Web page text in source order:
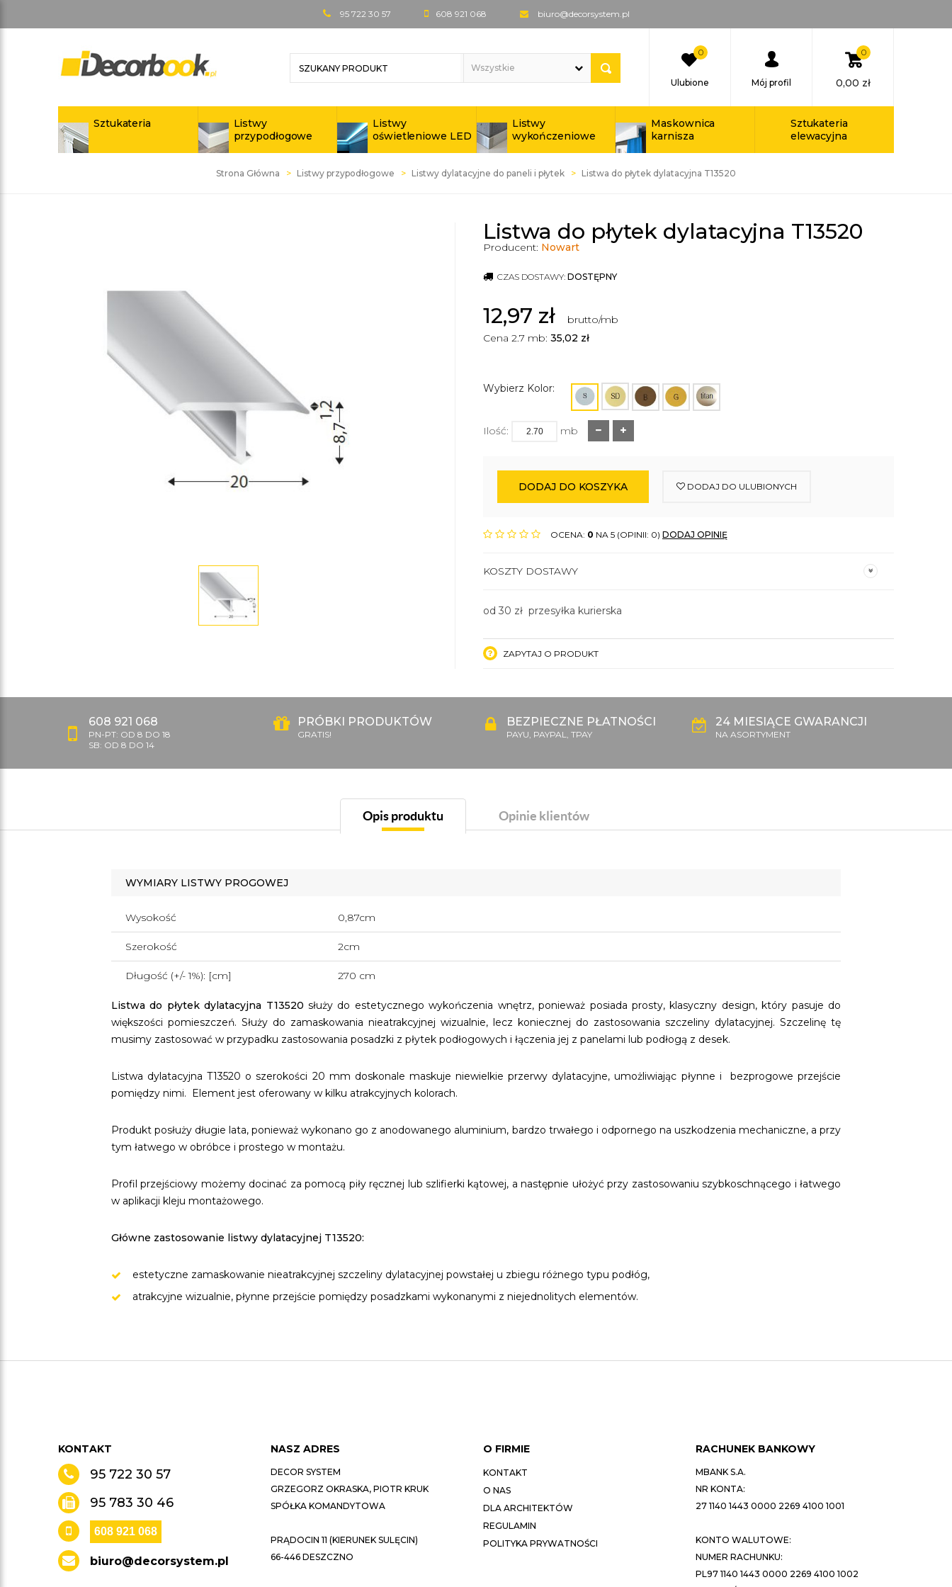
95 722 30 57 608 921 068 biuro@decorsystem.pl
0
Ulubione Mój profil
0
0,00 zł
Sztukateria
Listwy
przypodłogowe
Listwy
oświetleniowe LED
Listwy
wykończeniowe
Maskownica
karnisza
Sztukateria
elewacyjna
Strona Główna Listwy przypodłogowe Listwy dylatacyjne do paneli i płytek Listwa do płytek dylatacyjna T13520
Listwa do płytek dylatacyjna T13520
Producent: Nowart
CZAS DOSTAWY: DOSTĘPNY
12,97 zł
brutto/mb
Cena 2.7 mb: 35,02 zł
Wybierz Kolor:
Ilość: mb
DODAJ DO KOSZYKA DODAJ DO ULUBIONYCH
OCENA: 0 NA 5 (OPINII: 0) DODAJ OPINIĘ
KOSZTY DOSTAWY
od 30 zł przesyłka kurierska
ZAPYTAJ O PRODUKT
608 921 068
PN-PT: OD 8 DO 18
SB: OD 8 DO 14
PRÓBKI PRODUKTÓW
GRATIS!
BEZPIECZNE PŁATNOŚCI
PAYU, PAYPAL, TPAY
24 MIESIĄCE GWARANCJI
NA ASORTYMENT
Opis produktu Opinie klientów
WYMIARY LISTWY PROGOWEJ
Wysokość 0,87cm
Szerokość 2cm
Długość (+/- 1%): [cm] 270 cm
Listwa do płytek dylatacyjna T13520 służy do estetycznego wykończenia wnętrz, ponieważ posiada prosty, klasyczny design, który pasuje do
większości pomieszczeń. Służy do zamaskowania nieatrakcyjnej wizualnie, lecz koniecznej do zastosowania szczeliny dylatacyjnej. Szczelinę tę
musimy zastosować w przypadku zastosowania posadzki z płytek podłogowych i łączenia jej z panelami lub podłogą z desek.
Listwa dylatacyjna T13520 o szerokości 20 mm doskonale maskuje niewielkie przerwy dylatacyjne, umożliwiając płynne i bezprogowe przejście
pomiędzy nimi. Element jest oferowany w kilku atrakcyjnych kolorach.
Produkt posłuży długie lata, ponieważ wykonano go z anodowanego aluminium, bardzo trwałego i odpornego na uszkodzenia mechaniczne, a przy
tym łatwego w obróbce i prostego w montażu.
Profil przejściowy możemy docinać za pomocą piły ręcznej lub szlifierki kątowej, a następnie ułożyć przy zastosowaniu szybkoschnącego i łatwego
w aplikacji kleju montażowego.
Główne zastosowanie listwy dylatacyjnej T13520:
estetyczne zamaskowanie nieatrakcyjnej szczeliny dylatacyjnej powstałej u zbiegu różnego typu podłóg,
atrakcyjne wizualnie, płynne przejście pomiędzy posadzkami wykonanymi z niejednolitych elementów.
KONTAKT
95 722 30 57
95 783 30 46
608 921 068
biuro@decorsystem.pl
NASZ ADRES
DECOR SYSTEM
GRZEGORZ OKRASKA, PIOTR KRUK
SPÓŁKA KOMANDYTOWA
PRĄDOCIN 11 (KIERUNEK SULĘCIN)
66-446 DESZCZNO
O FIRMIE
KONTAKT
O NAS
DLA ARCHITEKTÓW
REGULAMIN
POLITYKA PRYWATNOŚCI
RACHUNEK BANKOWY
MBANK S.A.
NR KONTA:
27 1140 1443 0000 2269 4100 1001
KONTO WALUTOWE:
NUMER RACHUNKU:
PL97 1140 1443 0000 2269 4100 1002